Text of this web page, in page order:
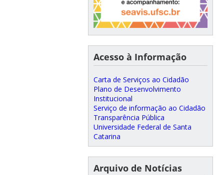
Acesso à Informação
Carta de Serviços ao Cidadão
Plano de Desenvolvimento
Institucional
Serviço de informação ao Cidadão
Transparência Pública
Universidade Federal de Santa
Catarina
Arquivo de Notícias